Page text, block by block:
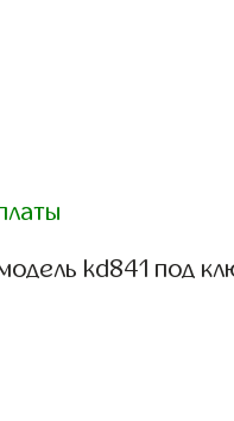
kd841 под